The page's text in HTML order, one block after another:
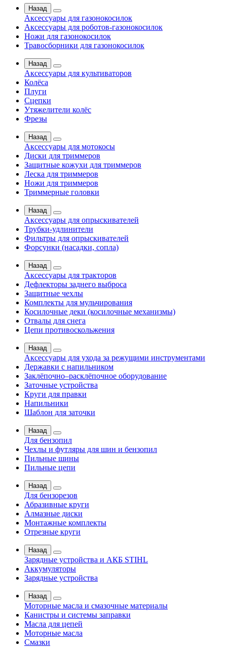
Назад
Аксессуары для газонокосилок
Аксессуары для роботов-газонокосилок
Ножи для газонокосилок
Травосборники для газонокосилок
Назад
Аксессуары для культиваторов
Колёса
Плуги
Сцепки
Утяжелители колёс
Фрезы
Назад
Аксессуары для мотокосы
Диски для триммеров
Защитные кожухи для триммеров
Леска для триммеров
Ножи для триммеров
Триммерные головки
Назад
Аксессуары для опрыскивателей
Трубки-удлинители
Фильтры для опрыскивателей
Форсунки (насадки, сопла)
Назад
Аксессуары для тракторов
Дефлекторы заднего выброса
Защитные чехлы
Комплекты для мульчирования
Косилочные деки (косилочные механизмы)
Отвалы для снега
Цепи противоскольжения
Назад
Аксессуары для ухода за режущими инструментами
Державки с напильником
Заклёпочно–расклёпочное оборудование
Заточные устройства
Круги для правки
Напильники
Шаблон для заточки
Назад
Для бензопил
Чехлы и футляры для шин и бензопил
Пильные шины
Пильные цепи
Назад
Для бензорезов
Абразивные круги
Алмазные диски
Монтажные комплекты
Отрезные круги
Назад
Зарядные устройства и АКБ STIHL
Аккумуляторы
Зарядные устройства
Назад
Моторные масла и смазочные материалы
Канистры и системы заправки
Масла для цепей
Моторные масла
Смазки